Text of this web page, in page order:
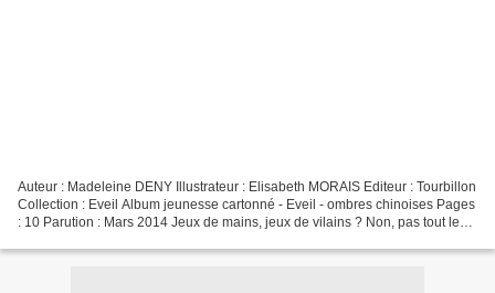
Auteur : Madeleine DENY Illustrateur : Elisabeth MORAIS Editeur : Tourbillon
Collection : Eveil Album jeunesse cartonné - Eveil - ombres chinoises Pages
: 10 Parution : Mars 2014 Jeux de mains, jeux de vilains ? Non, pas tout le